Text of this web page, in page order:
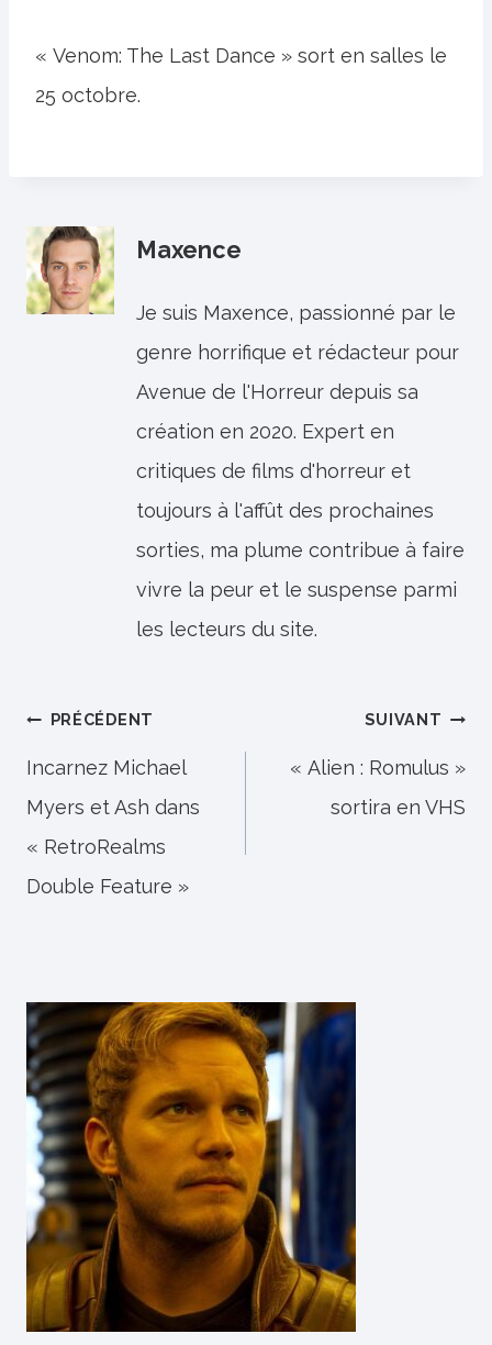
« Venom: The Last Dance » sort en salles le
25 octobre.
Maxence
Je suis Maxence, passionné par le
genre horrifique et rédacteur pour
Avenue de l'Horreur depuis sa
création en 2020. Expert en
critiques de films d'horreur et
toujours à l'affût des prochaines
sorties, ma plume contribue à faire
vivre la peur et le suspense parmi
les lecteurs du site.
Navigation
de
l’article
PRÉCÉDENT
Incarnez Michael
Myers et Ash dans
« RetroRealms
Double Feature »
SUIVANT
« Alien : Romulus »
sortira en VHS